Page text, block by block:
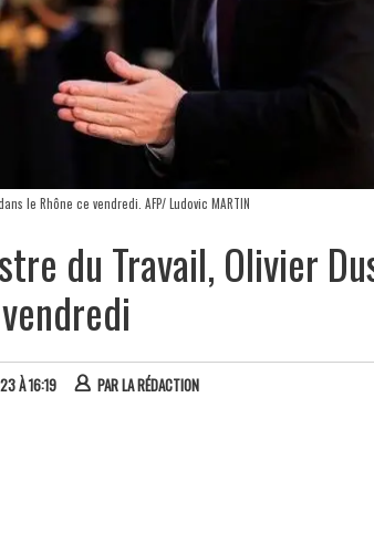
le Rhône ce vendredi. AFP/ Ludovic MARTIN
du Travail, Olivier
À 16:19 PARLA RÉDACTION